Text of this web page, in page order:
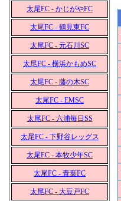
太尾FC - かじがやFC
太尾FC - 鶴見東FC
太尾FC - 元石川SC
太尾FC - 横浜かもめSC
太尾FC - 藤の木SC
太尾FC - EMSC
太尾FC - 六浦毎日SS
太尾FC - 下野谷レッグス
太尾FC - 本牧少年SC
太尾FC - 青葉FC
太尾FC - 大豆戸FC